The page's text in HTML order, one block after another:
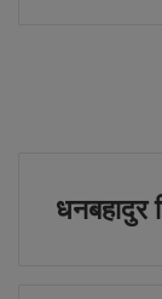
धनबहादुर